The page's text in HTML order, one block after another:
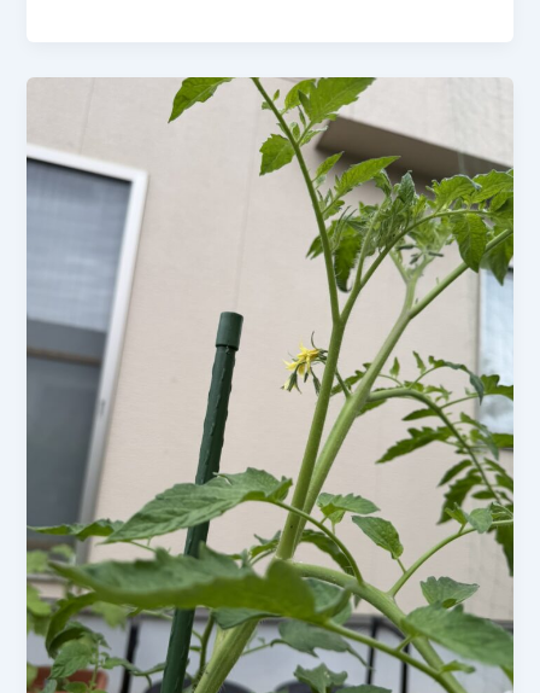
月
ホ
赤
た！
収
穫
目
前
の